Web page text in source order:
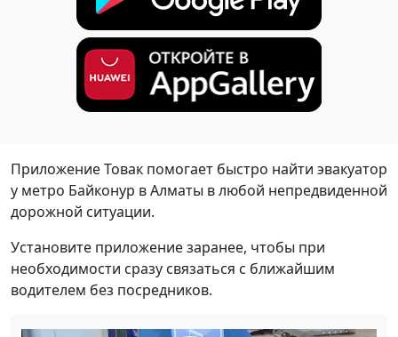
Приложение Товак помогает быстро найти эвакуатор
у метро Байконур в Алматы в любой непредвиденной
дорожной ситуации.
Установите приложение заранее, чтобы при
необходимости сразу связаться с ближайшим
водителем без посредников.